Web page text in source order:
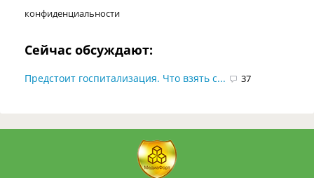
конфиденциальности
Сейчас обсуждают:
Предстоит госпитализация. Что взять с... 37